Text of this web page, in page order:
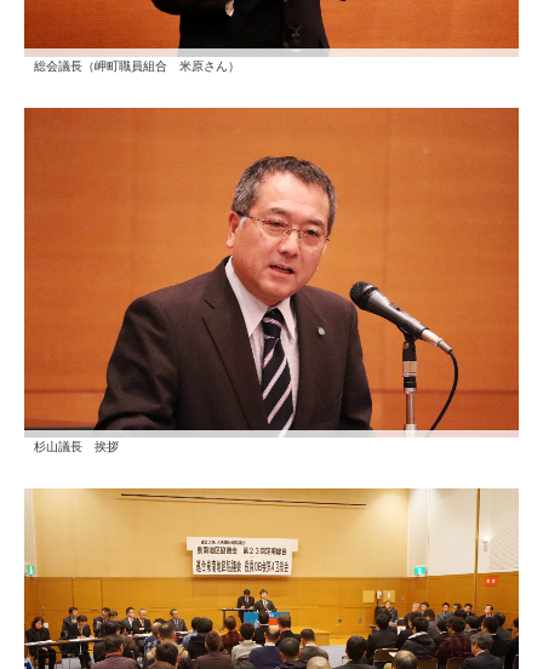
総会議長（岬町職員組合 米原さん）
杉山議長 挨拶